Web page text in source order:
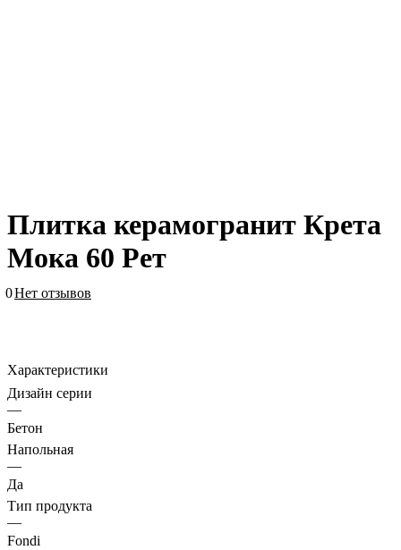
Плитка керамогранит Крета
Мока 60 Рет
0Нет отзывов
Характеристики
Дизайн серии
—
Бетон
Напольная
—
Да
Тип продукта
—
Fondi